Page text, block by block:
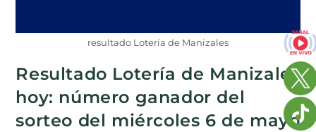
resultado Lotería de Manizales
Resultado Lotería de Manizales
hoy: número ganador del
sorteo del miércoles 6 de mayo